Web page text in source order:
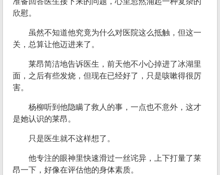
欣慰。
虽然不知道他究竟为什么对医院这么抵触，但这一
关，总算让他迈进来了。
莱昂简洁地告诉医生，前天他不小心掉进了冰湖里
面，之后有些发烧，但现在已经好了，只是咳嗽得很厉
害。
杨柳听到他隐瞒了救人的事，一点也不意外，这才
是她认识的莱昂。
只是医生就不这样想了。
他专注的眼神里快速滑过一丝诧异，上下打量了莱
昂一下，好像在评估他的身体素质。